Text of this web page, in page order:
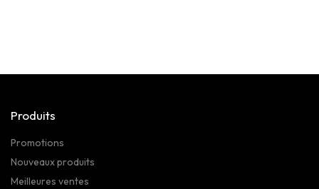
Produits
Promotions
Nouveaux produits
Meilleures ventes